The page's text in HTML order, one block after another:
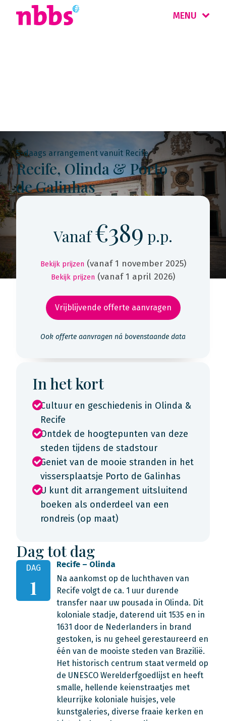
MENU
5-daags arrangement vanuit Recife
Recife, Olinda & Porto
de Galinhas
Vanaf€389 p.p.
Bekijk prijzen (vanaf 1 november 2025)
Bekijk prijzen (vanaf 1 april 2026)
Vrijblijvende offerte aanvragen
Ook offerte aanvragen ná bovenstaande data
In het kort
Cultuur en geschiedenis in Olinda &
Recife
Ontdek de hoogtepunten van deze
steden tijdens de stadstour
Geniet van de mooie stranden in het
vissersplaatsje Porto de Galinhas
U kunt dit arrangement uitsluitend
boeken als onderdeel van een
rondreis (op maat)
Dag tot dag
DAG
1
Recife – Olinda
Na aankomst op de luchthaven van
Recife volgt de ca. 1 uur durende
transfer naar uw pousada in Olinda. Dit
koloniale stadje, daterend uit 1535 en in
1631 door de Nederlanders in brand
gestoken, is nu geheel gerestaureerd en
één van de mooiste steden van Brazilië.
Het historisch centrum staat vermeld op
de UNESCO Werelderfgoedlijst en heeft
smalle, hellende keienstraatjes met
kleurrijke koloniale huisjes, vele
kunstgaleries, diverse fraaie kerken en